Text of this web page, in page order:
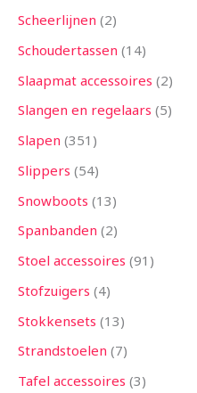
Scheerlijnen 2
Schoudertassen 14
Slaapmat accessoires 2
Slangen en regelaars 5
Slapen 351
Slippers 54
Snowboots 13
Spanbanden 2
Stoel accessoires 91
Stofzuigers 4
Stokkensets 13
Strandstoelen 7
Tafel accessoires 3